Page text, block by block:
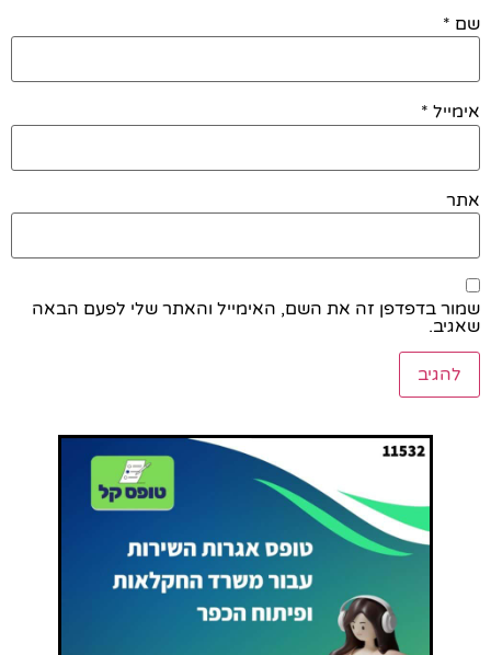
שם *
אימייל *
אתר
שמור בדפדפן זה את השם, האימייל והאתר שלי לפעם הבאה
שאגיב.